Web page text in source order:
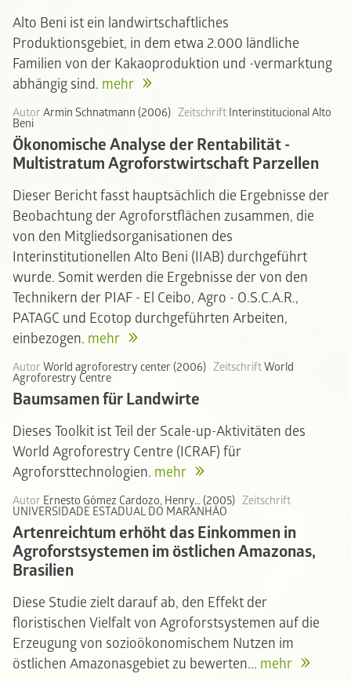
Alto Beni ist ein landwirtschaftliches
Produktionsgebiet, in dem etwa 2.000 ländliche
Familien von der Kakaoproduktion und -vermarktung
abhängig sind. mehr
Autor Armin Schnatmann (2006) Zeitschrift Interinstitucional Alto
Beni
Ökonomische Analyse der Rentabilität -
Multistratum Agroforstwirtschaft Parzellen
Dieser Bericht fasst hauptsächlich die Ergebnisse der
Beobachtung der Agroforstflächen zusammen, die
von den Mitgliedsorganisationen des
Interinstitutionellen Alto Beni (IIAB) durchgeführt
wurde. Somit werden die Ergebnisse der von den
Technikern der PIAF - El Ceibo, Agro - O.S.C.A.R.,
PATAGC und Ecotop durchgeführten Arbeiten,
einbezogen. mehr
Autor World agroforestry center (2006) ZeitschriftWorld
Agroforestry Centre
Baumsamen für Landwirte
Dieses Toolkit ist Teil der Scale-up-Aktivitäten des
World Agroforestry Centre (ICRAF) für
Agroforsttechnologien. mehr
Autor Ernesto Gómez Cardozo, Henry… (2005) Zeitschrift
UNIVERSIDADE ESTADUAL DO MARANHÃO
Artenreichtum erhöht das Einkommen in
Agroforstsystemen im östlichen Amazonas,
Brasilien
Diese Studie zielt darauf ab, den Effekt der
floristischen Vielfalt von Agroforstsystemen auf die
Erzeugung von sozioökonomischem Nutzen im
östlichen Amazonasgebiet zu bewerten... mehr